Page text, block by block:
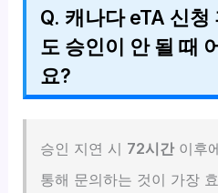
Q. 캐나다 eTA 신
도 승인이 안 될 때
요?
승인 지연 시 72시간이후
통해 문의하는 것이 가장